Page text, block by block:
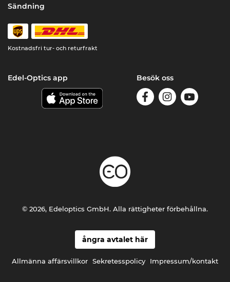
Sändning
Kostnadsfri tur- och returfrakt
Edel-Optics app Besök oss
ångra avtalet här
Allmänna affärsvillkor Sekretesspolicy Impressum/kontakt
© 2026, Edeloptics GmbH. Alla rättigheter förbehållna.